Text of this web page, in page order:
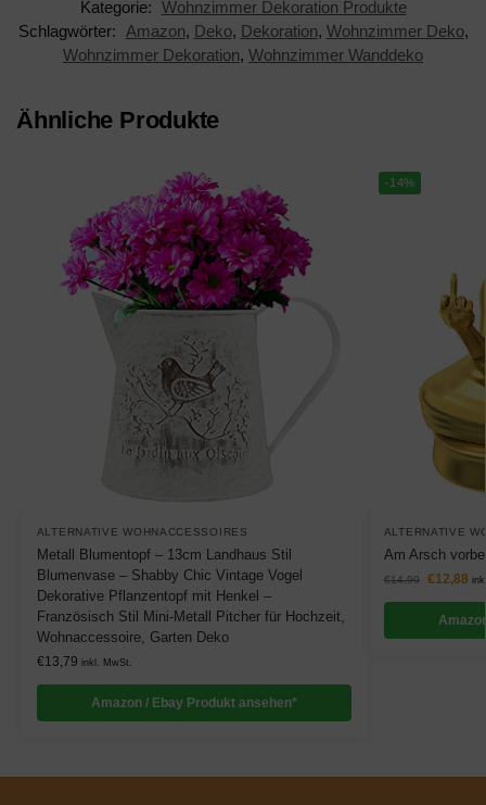
Kategorie: Wohnzimmer Dekoration Produkte
Schlagwörter:
Amazon, Deko, Dekoration, Wohnzimmer Deko,
Wohnzimmer Dekoration, Wohnzimmer Wanddeko
Ähnliche Produkte
ALTERNATIVE WOHNACCESSOIRES
Metall Blumentopf – 13cm Landhaus Stil
Blumenvase – Shabby Chic Vintage Vogel
Dekorative Pflanzentopf mit Henkel –
Französisch Stil Mini-Metall Pitcher für Hochzeit,
Wohnaccessoire, Garten Deko
€13,79 inkl. MwSt.
Amazon / Ebay Produkt ansehen*
-14%
ALTERNATIVE
Am Arsch
€14,99 €12,88